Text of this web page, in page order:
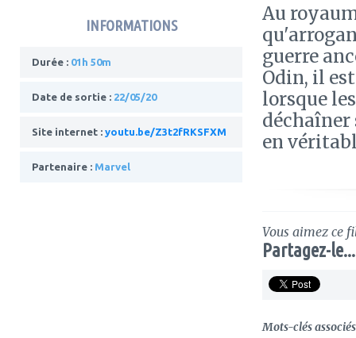
INFORMATIONS
Durée : 01h 50m
Date de sortie : 22/05/20
Site internet : youtu.be/Z3t2fRKSFXM
Partenaire : Marvel
Au
guerre
Odin, il
lorsque
déchaîner
en
Vous aimez ce
Partagez-le...
Mots-clés